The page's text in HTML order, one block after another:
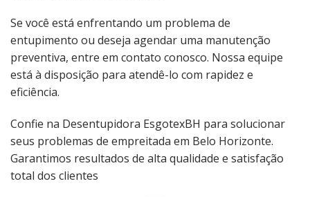
Se você está enfrentando um problema de
entupimento ou deseja agendar uma manutenção
preventiva, entre em contato conosco. Nossa equipe
está à disposição para atendê-lo com rapidez e
eficiência.
Confie na Desentupidora EsgotexBH para solucionar
seus problemas de empreitada em Belo Horizonte.
Garantimos resultados de alta qualidade e satisfação
total dos clientes